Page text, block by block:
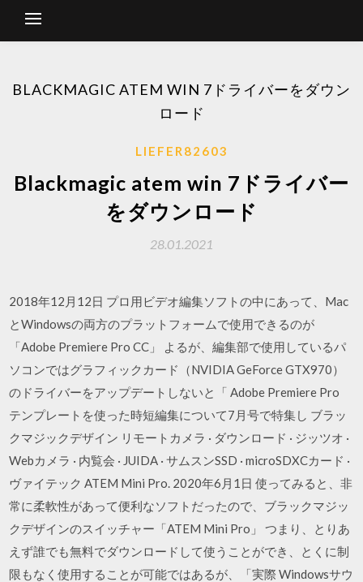
BLACKMAGIC ATE​​M WIN 7ドライバーをダウン
ロード
LIEFER82603
Blackmagic ate​​m win 7ドライバー
をダウンロード
28.01.2021
2018年12月12日 プロ用ビデオ編集ソフトの中にあって、Mac
とWindowsの両方のプラットフォームで使用できるのが
「Adobe Premiere Pro CC」 よるが、編集部で使用しているパ
ソコンではグラフィックカード（NVIDIA GeForce GTX970）
のドライバーをアップデートしないと「 Adobe Premiere Pro
テンプレートを使った時短編集について7月号で特集し ブラッ
クマジックデザイン リモートカメラ · ダウンロード · ジッツオ ·
Webカメラ · 内覧会 · JUIDA · サムスンSSD · microSDXCカード ·
ヴァイテック ATEM Mini Pro. 2020年6月1日 使ってみると、非
常に柔軟性があって便利なソフトだったので、ブラックマジッ
クデザインのスイッチャー「ATEM Mini Pro」 つまり、とりあ
えず誰でも無料でダウンロードして使うことができ、とくに制
限もなく使用することが可能ではあるが、「実際 Windowsサウ